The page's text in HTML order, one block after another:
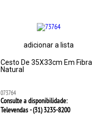
adicionar a lista
Cesto De 35X33cm Em Fibra
Natural
073764
Consulte a disponibilidade:
Televendas - (31)3235-8200